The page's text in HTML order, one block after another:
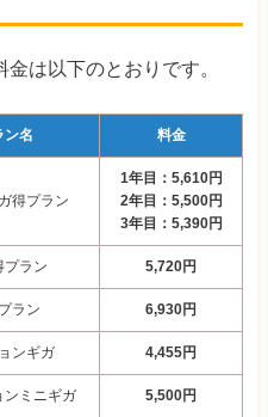
は以下のとおりです。
ン名 料金
得プラン
1年目：5,610円
2年目：5,500円
3年目：5,390円
プラン 5,720円
ラン 6,930円
ンギガ 4,455円
ンミニギガ 5,500円